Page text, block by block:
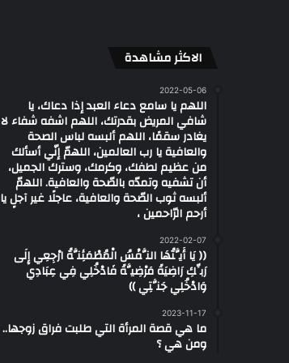
الاكثر مشاهدة
2022-05-06
اللهم يا سامع دعاء العبد إذا دعاك، يا
شافي المريض بقدرتك، اللهم اشفه شفاء لا
يغادر سقمًا، اللهم ألبسه لباس الصحة
والعافية يا رب العالمين، اللهمّ إنّي أسألك
من عظيم لطفك، وكرمك، وسترك الجميل،
أن تشفيه وتمدّه بالصّحة والعافية. اللهمّ
ألبسه ثوب الصّحة والعافية، عاجلًا غير آجلٍ يا
أرحم الرّاحمين ،
2022-02-07
(( يَا أَيَّتُهَا النَّفْسُ الْمُطْمَئِنَّةُ ارْجِعِي إِلَى
رَبِّكِ رَاضِيَةً مَرْضِيَّةً فَادْخُلِي فِي عِبَادِي
وَادْخُلِي جَنَّتِي ))
2023-11-17
ما هي قصة المرأة التي طلبت فراق زوجها..
ومن هي ؟